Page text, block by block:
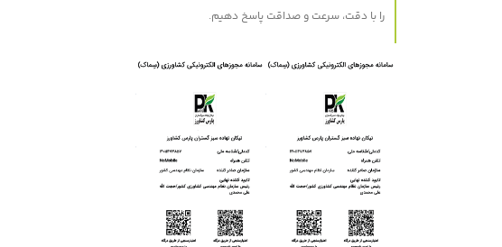
را با دقت، سرعت و صداقت پاسخ دهیم.